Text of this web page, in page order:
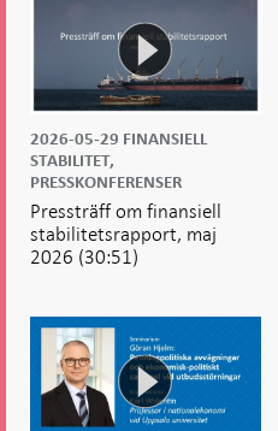
2026-05-29 FINANSIELL
STABILITET,
PRESSKONFERENSER
Pressträff om finansiell
stabilitetsrapport, maj
2026 (30:51)